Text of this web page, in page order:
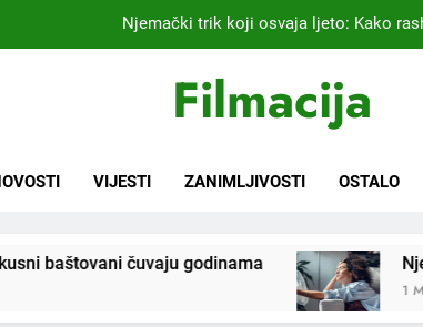
Njemački trik koji osvaja ljeto: Kako
Nikada se ne bi sjetili: Sve fleke
Kardiolog koji već 20 godina liječi pacijente
Nikada se ne bi sjetili: Sve fleke
Filmacija
VIJESTI ZANIMLJIVOSTI OSTALO
čuvaju godinama Njemački
1 Month Ago